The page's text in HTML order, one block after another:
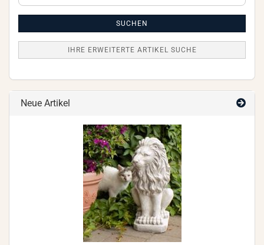
SUCHEN
IHRE ERWEITERTE ARTIKEL SUCHE
Neue Artikel